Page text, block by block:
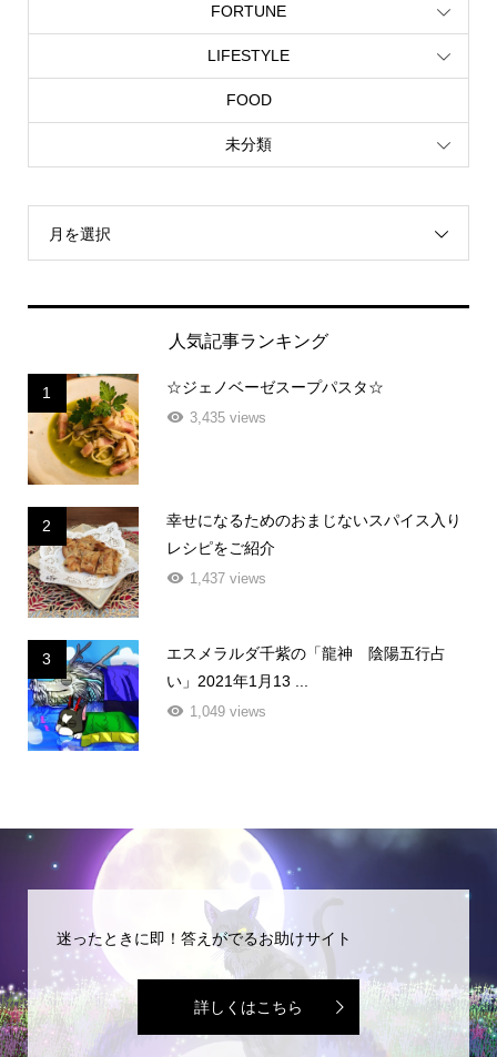
FORTUNE
LIFESTYLE
FOOD
未分類
月を選択
人気記事ランキング
1 ☆ジェノベーゼスープパスタ☆
3,435 views
2
幸せになるためのおまじないスパイス入り
レシピをご紹介
1,437 views
3
エスメラルダ千紫の「龍神 陰陽五行占
い」2021年1月13 ...
1,049 views
迷ったときに即！答えがでるお助けサイト
詳しくはこちら